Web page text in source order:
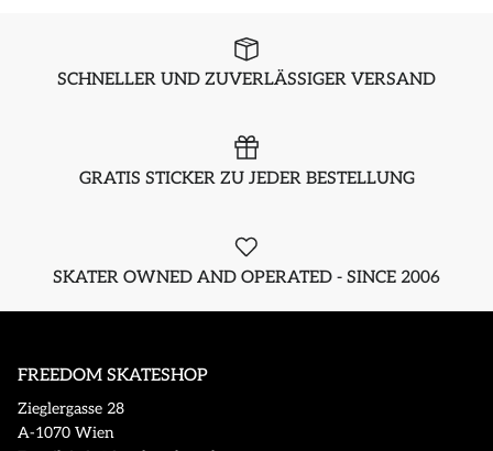
SCHNELLER UND ZUVERLÄSSIGER VERSAND
GRATIS STICKER ZU JEDER BESTELLUNG
SKATER OWNED AND OPERATED - SINCE 2006
FREEDOM SKATESHOP
Zieglergasse 28
A-1070 Wien